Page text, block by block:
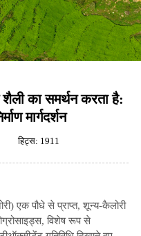
का समर्थन करता है:
मार्गदर्शन
हिट्स: 1911
एक पौधे से प्राप्त, शून्य-कैलोरी
विशेष रूप से